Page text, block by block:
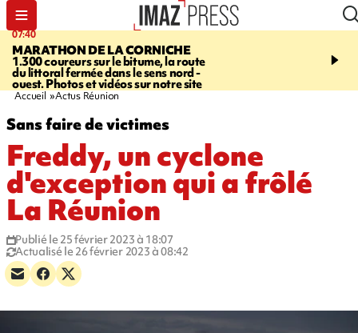
07:40
MARATHON DE LA CORNICHE
1.300 coureurs sur le bitume, la route
du littoral fermée dans le sens nord -
ouest. Photos et vidéos sur notre site
10:33
l’enfance - une
Accueil Actus Réunion
Sans faire de victimes
Freddy, un cyclone
d'exception qui a frôlé
La Réunion
Publié le 25 février 2023 à 18:07
Actualisé le 26 février 2023 à 08:42